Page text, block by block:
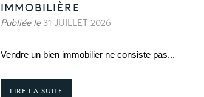
IMMOBILIÈRE
Publiée le31 JUILLET 2026
Vendre un bien immobilier ne consiste pas...
LIRE LA SUITE